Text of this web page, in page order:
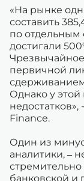
«На рынке
составить
по
достигали
первичной
Однако у
Finance.
Один из
аналитики, –
стремительно
банковской и